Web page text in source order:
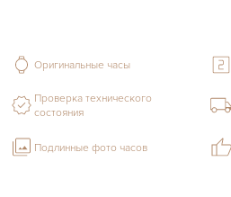
Оригинальные часы
Проверка технического
состояния
Подлинные фото часов